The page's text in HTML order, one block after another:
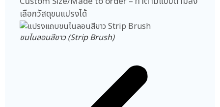
เลือกวัสดุขนแปรงได้
ขนไนลอนสีขาว (Strip Brush)